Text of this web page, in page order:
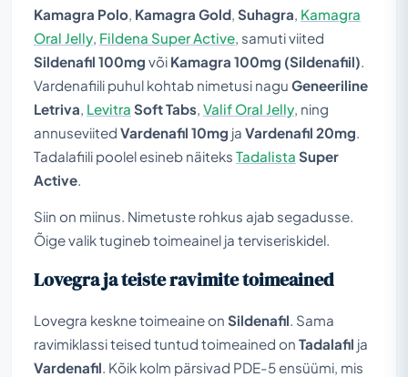
Kamagra Polo Kamagra Gold Suhagra Kamagra
Oral Jelly Fildena Super Active , samuti viited
Sildenafil 100mg või Kamagra 100mg (Sildenafiil)
Vardenafiili puhul kohtab nimetusi nagu Geneeriline
Letriva Levitra Soft Tabs Valif Oral Jelly , ning
annuseviited Vardenafil 10mg ja Vardenafil 20mg
Tadalafiili poolel esineb näiteks Tadalista Super
Active
Siin on miinus. Nimetuste rohkus ajab segadusse.
Õige valik tugineb toimeainel ja terviseriskidel.
Lovegra ja teiste ravimite toimeained
Lovegra keskne toimeaine on Sildenafil . Sama
ravimiklassi teised tuntud toimeained on Tadalafil ja
Vardenafil . Kõik kolm pärsivad PDE-5 ensüümi, mis